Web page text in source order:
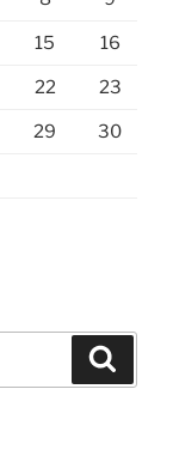
15 16
22 23
29 30